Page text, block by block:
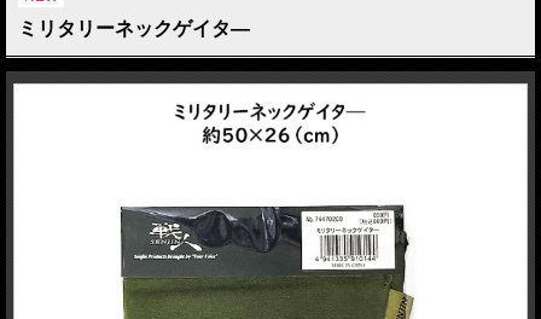
ミリタリーネックゲイタ―